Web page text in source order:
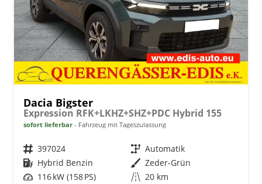
Dacia Bigster
Expression RFK+LKHZ+SHZ+PDC Hybrid 155
sofort lieferbar Fahrzeug mit Tageszulassung
Fahrzeugnr. 397024 Getriebe Automatik
Kraftstoff Hybrid Benzin Außenfarbe Zeder-Grün
Leistung 116 kW (158 PS) Kilometerstand 20 km